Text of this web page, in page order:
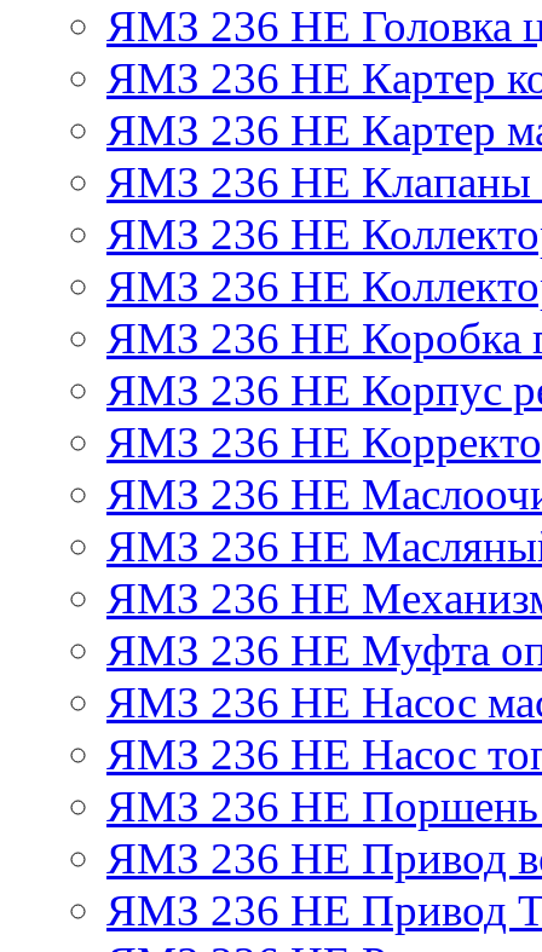
ЯМЗ 236 НЕ Головка
ЯМЗ 236 НЕ Картер
ЯМЗ 236 НЕ Картер
ЯМЗ 236 НЕ Клапаны
ЯМЗ 236 НЕ
ЯМЗ 236 НЕ
ЯМЗ 236 НЕ Коробка
ЯМЗ 236 НЕ Корпус
ЯМЗ 236 НЕ
ЯМЗ 236 НЕ
ЯМЗ 236 НЕ Масляный
ЯМЗ 236 НЕ
ЯМЗ 236 НЕ Муфта
ЯМЗ 236 НЕ Насос
ЯМЗ 236 НЕ Насос
ЯМЗ 236 НЕ Поршень
ЯМЗ 236 НЕ Привод
ЯМЗ 236 НЕ Привод